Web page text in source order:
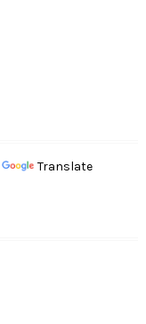
Translate